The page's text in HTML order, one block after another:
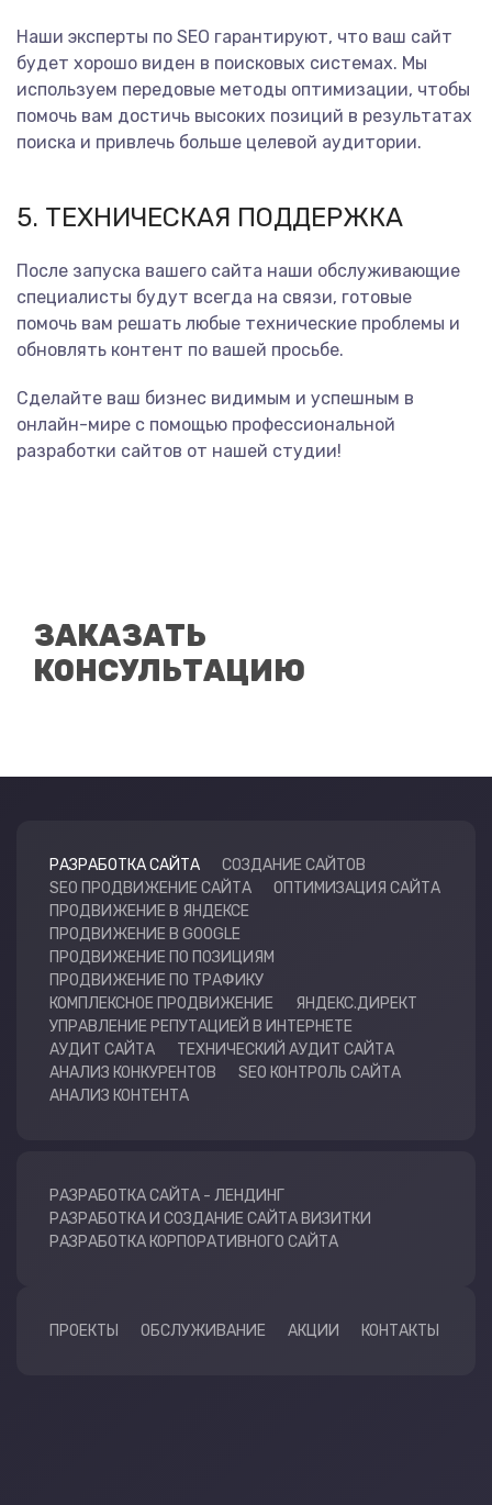
Наши эксперты по SEO гарантируют, что ваш сайт
будет хорошо виден в поисковых системах. Мы
используем передовые методы оптимизации, чтобы
помочь вам достичь высоких позиций в результатах
поиска и привлечь больше целевой аудитории.
5. ТЕХНИЧЕСКАЯ ПОДДЕРЖКА
После запуска вашего сайта наши обслуживающие
специалисты будут всегда на связи, готовые
помочь вам решать любые технические проблемы и
обновлять контент по вашей просьбе.
Сделайте ваш бизнес видимым и успешным в
онлайн-мире с помощью профессиональной
разработки сайтов от нашей студии!
ЗАКАЗАТЬ
КОНСУЛЬТАЦИЮ
РАЗРАБОТКА САЙТА
СОЗДАНИЕ САЙТОВ
SEO ПРОДВИЖЕНИЕ САЙТА
ОПТИМИЗАЦИЯ САЙТА
ПРОДВИЖЕНИЕ В ЯНДЕКСЕ
ПРОДВИЖЕНИЕ В GOOGLE
ПРОДВИЖЕНИЕ ПО ПОЗИЦИЯМ
ПРОДВИЖЕНИЕ ПО ТРАФИКУ
КОМПЛЕКСНОЕ ПРОДВИЖЕНИЕ
ЯНДЕКС.ДИРЕКТ
УПРАВЛЕНИЕ РЕПУТАЦИЕЙ В ИНТЕРНЕТЕ
АУДИТ САЙТА
ТЕХНИЧЕСКИЙ АУДИТ САЙТА
АНАЛИЗ КОНКУРЕНТОВ
SEO КОНТРОЛЬ САЙТА
АНАЛИЗ КОНТЕНТА
РАЗРАБОТКА САЙТА - ЛЕНДИНГ
РАЗРАБОТКА И СОЗДАНИЕ САЙТА ВИЗИТКИ
РАЗРАБОТКА КОРПОРАТИВНОГО САЙТА
ПРОЕКТЫ ОБСЛУЖИВАНИЕ АКЦИИ КОНТАКТЫ